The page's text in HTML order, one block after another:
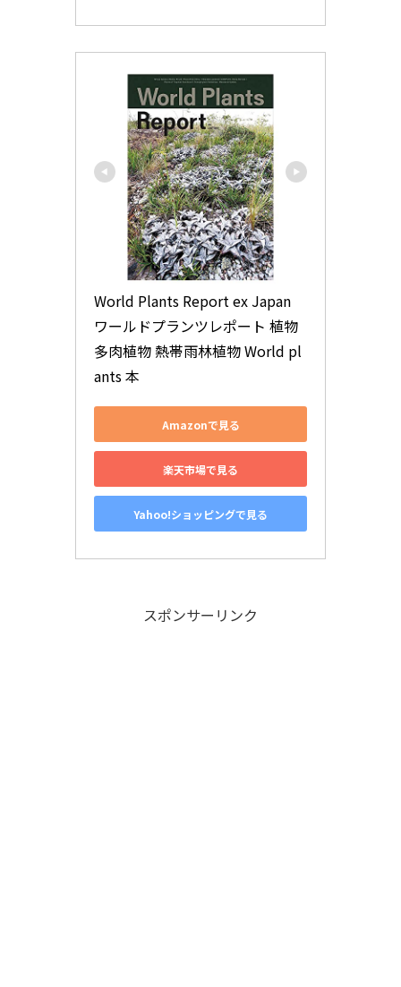
World Plants Report ex Japan
ワールドプランツレポート 植物
多肉植物 熱帯雨林植物 World pl
ants 本
Amazonで見る
楽天市場で見る
Yahoo!ショッピングで見る
スポンサーリンク